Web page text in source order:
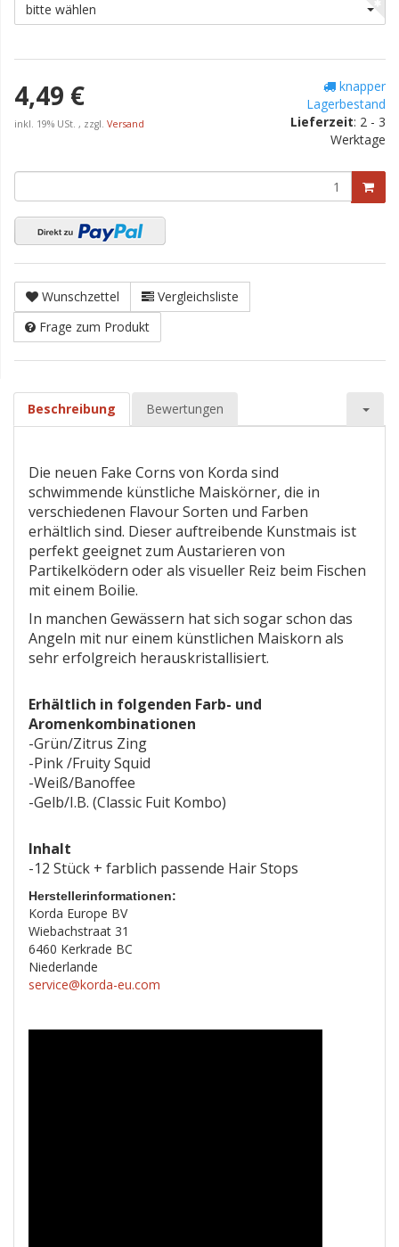
bitte wählen
4,49 €
inkl. 19% USt. , zzgl. Versand
knapper
Lagerbestand
Lieferzeit: 2 - 3
Werktage
Wunschzettel
Vergleichsliste
Frage zum Produkt
Beschreibung Bewertungen
Die neuen Fake Corns von Korda sind
schwimmende künstliche Maiskörner, die in
verschiedenen Flavour Sorten und Farben
erhältlich sind. Dieser auftreibende Kunstmais ist
perfekt geeignet zum Austarieren von
Partikelködern oder als visueller Reiz beim Fischen
mit einem Boilie.
In manchen Gewässern hat sich sogar schon das
Angeln mit nur einem künstlichen Maiskorn als
sehr erfolgreich herauskristallisiert.
Erhältlich in folgenden Farb- und
Aromenkombinationen
-Grün/Zitrus Zing
-Pink /Fruity Squid
-Weiß/Banoffee
-Gelb/I.B. (Classic Fuit Kombo)
Inhalt
-12 Stück + farblich passende Hair Stops
Herstellerinformationen:
Korda Europe BV
Wiebachstraat 31
6460 Kerkrade BC
Niederlande
service@korda-eu.com